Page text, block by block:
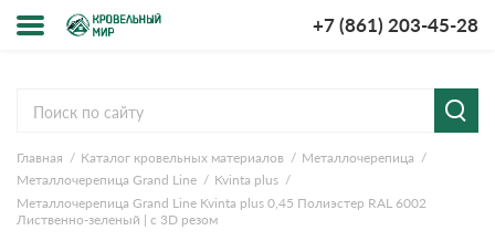
+7 (861) 203-45-28
компании
и оплата
ответы
Главная Каталог кровельных материалов
Металлочерепица
Металлочерепица Grand Line
Kvinta plus
Металлочерепица Grand Line Kvinta plus 0,45 Полиэстер RAL 6002
Лиственно-зеленый | с 3D резом